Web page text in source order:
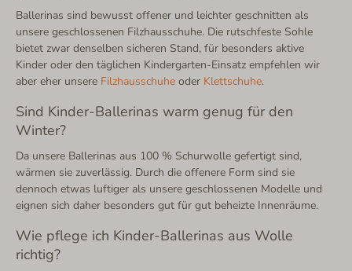
Ballerinas sind bewusst offener und leichter geschnitten als
unsere geschlossenen Filzhausschuhe. Die rutschfeste Sohle
bietet zwar denselben sicheren Stand, für besonders aktive
Kinder oder den täglichen Kindergarten-Einsatz empfehlen wir
aber eher unsere Filzhausschuhe oder Klettschuhe.
Sind Kinder-Ballerinas warm genug für den
Winter?
Da unsere Ballerinas aus 100 % Schurwolle gefertigt sind,
wärmen sie zuverlässig. Durch die offenere Form sind sie
dennoch etwas luftiger als unsere geschlossenen Modelle und
eignen sich daher besonders gut für gut beheizte Innenräume.
Wie pflege ich Kinder-Ballerinas aus Wolle
richtig?